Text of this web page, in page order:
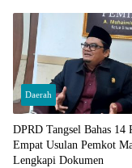
Daerah
DPRD Tangsel Bahas 14
Empat Usulan Pemkot
Lengkapi Dokumen